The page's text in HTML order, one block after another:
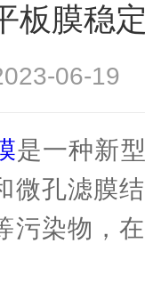
板膜稳
2023-06-
是一种新
微孔滤膜
污染物，